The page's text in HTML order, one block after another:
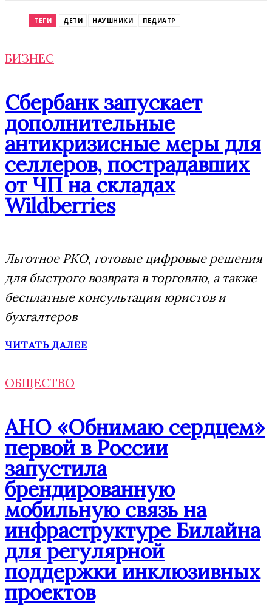
ТЕГИ ДЕТИ НАУШНИКИ ПЕДИАТР
БИЗНЕС
Сбербанк запускает
дополнительные
антикризисные меры для
селлеров, пострадавших
от ЧП на складах
Wildberries
Льготное РКО, готовые цифровые решения
для быстрого возврата в торговлю, а также
бесплатные консультации юристов и
бухгалтеров
ЧИТАТЬ ДАЛЕЕ
ОБЩЕСТВО
АНО «Обнимаю сердцем»
первой в России
запустила
брендированную
мобильную связь на
инфраструктуре Билайна
для регулярной
поддержки инклюзивных
проектов